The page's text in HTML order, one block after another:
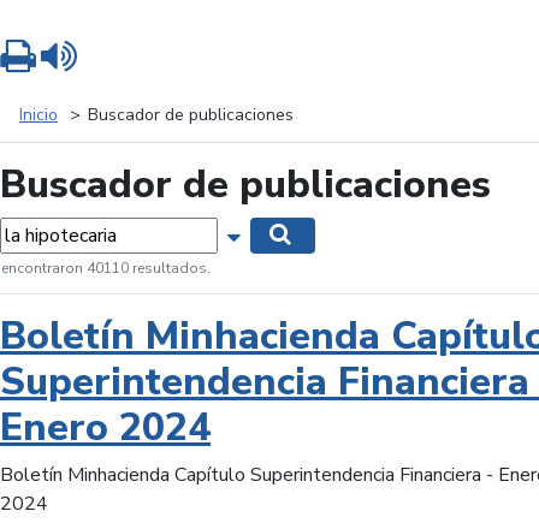
Inicio Buscador de publicaciones
Buscador de publicaciones
Mostrar opciones de búsqueda
encontraron 40110 resultados.
Boletín Minhacienda
Superintendencia
Enero 2024
Boletín Minhacienda Capítulo Superintendencia Financiera -
2024
Imprimir